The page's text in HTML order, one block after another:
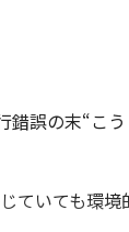
誤の末“こ
ていても環